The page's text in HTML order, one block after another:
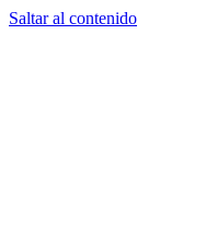
Saltar al contenido